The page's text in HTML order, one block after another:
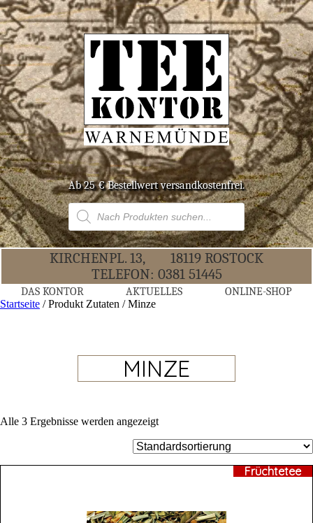
Ab 25 € Bestell­wert versandkostenfrei.
Products
search
KIR­CHEN­PL. 13,
18119 ROS­TOCK
TELE­FON: 0381 51445
DAS KON­TOR AKTU­EL­LES ONLINE-SHOP
Startseite / Produkt Zutaten / Minze
MINZE
Alle 3 Ergebnisse werden angezeigt
Früchtetee